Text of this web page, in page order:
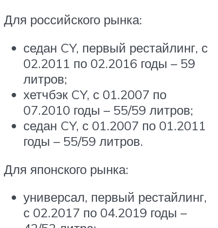
Для российского рынка:
седан CY, первый рестайлинг, с
02.2011 по 02.2016 годы – 59
литров;
хетчбэк CY, с 01.2007 по
07.2010 годы – 55/59 литров;
седан CY, с 01.2007 по 01.2011
годы – 55/59 литров.
Для японского рынка:
универсал, первый рестайлинг,
с 02.2017 по 04.2019 годы –